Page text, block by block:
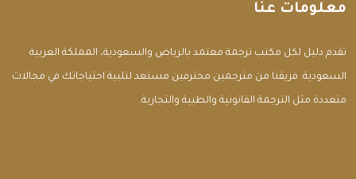
معلومات عنا
تقدم دليل لكل مكتب ترجمة معتمد بالرياض والسعودية، المملكة العربية
السعودية. فريقنا من مترجمين محترفين مستعد لتلبية احتياجاتك في مجالات
متعددة مثل الترجمة القانونية والطبية والتجارية.